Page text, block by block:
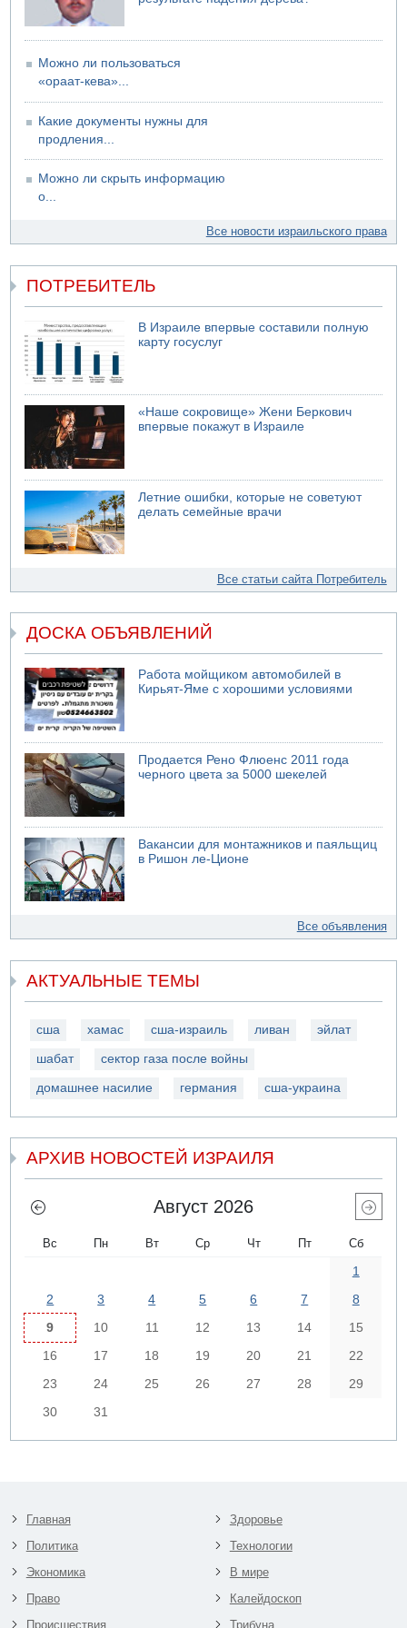
Можно ли пользоваться
«ораат-кева»...
Какие документы нужны для
продления...
Можно ли скрыть информацию
о...
Все новости израильского права
ПОТРЕБИТЕЛЬ
В Израиле впервые составили полную
карту госуслуг
«Наше сокровище» Жени Беркович
впервые покажут в Израиле
Летние ошибки, которые не советуют
делать семейные врачи
Все статьи сайта Потребитель
ДОСКА ОБЪЯВЛЕНИЙ
Работа мойщиком автомобилей в
Кирьят-Яме с хорошими условиями
Продается Рено Флюенс 2011 года
черного цвета за 5000 шекелей
Вакансии для монтажников и паяльщиц
в Ришон ле-Ционе
Все объявления
АКТУАЛЬНЫЕ ТЕМЫ
сша хамас сша-израиль ливан эйлат
шабат сектор газа после войны
домашнее насилие германия сша-украина
АРХИВ НОВОСТЕЙ ИЗРАИЛЯ
Август 2026
Вс Пн Вт Ср Чт Пт Сб
1
2
3 4 5 6 7
8
9
10 11 12 13 14
15
16
17 18 19 20 21
22
23
24 25 26 27 28
29
30
31
Главная
Политика
Экономика
Право
Происшествия
Здоровье
Технологии
В мире
Калейдоскоп
Трибуна